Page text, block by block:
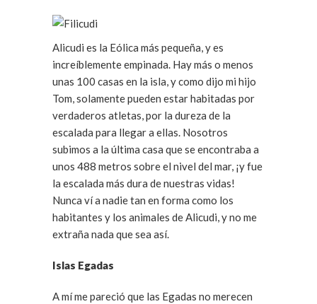
Alicudi es la Eólica más pequeña, y es
increíblemente empinada. Hay más o menos
unas 100 casas en la isla, y como dijo mi hijo
Tom, solamente pueden estar habitadas por
verdaderos atletas, por la dureza de la
escalada para llegar a ellas. Nosotros
subimos a la última casa que se encontraba a
unos 488 metros sobre el nivel del mar, ¡y fue
la escalada más dura de nuestras vidas!
Nunca ví a nadie tan en forma como los
habitantes y los animales de Alicudi, y no me
extraña nada que sea así.
Islas Egadas
A mí me pareció que las Egadas no merecen